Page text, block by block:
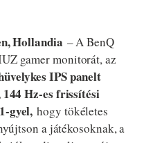
Hollandia – A BenQ
gamer monitorát, az
IPS panelt
Hz-es frissítési
gyel, hogy tökéletes
a játékosoknak, a